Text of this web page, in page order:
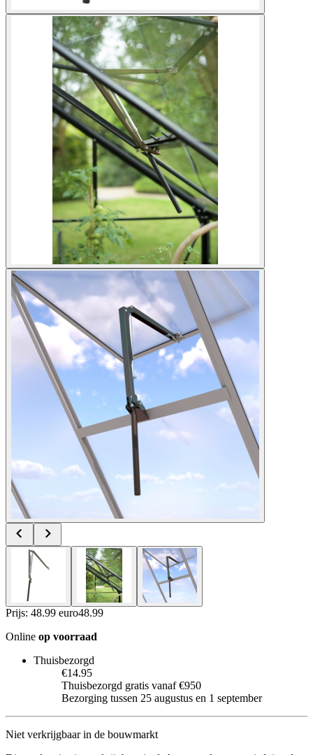
Prijs: 48.99 euro48.99
Online op voorraad
Thuisbezorgd
€14.95
Thuisbezorgd gratis vanaf €950
Bezorging tussen 25 augustus en 1 september
Niet verkrijgbaar in de bouwmarkt